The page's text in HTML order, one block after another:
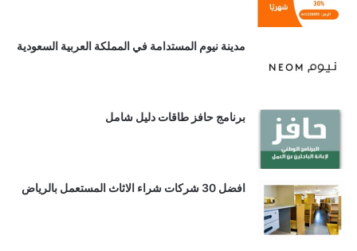
مدينة نيوم المستدامة في المملكة العربية السعودية
برنامج حافز طاقات دليل شامل
افضل 30 شركات شراء الاثاث المستعمل بالرياض